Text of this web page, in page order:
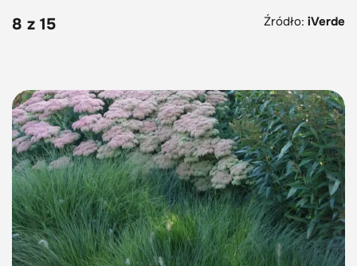
8 z 15 Źródło: iVerde